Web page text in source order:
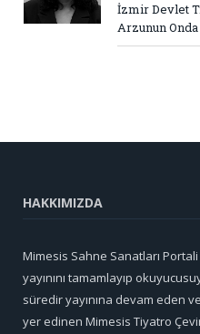
İzmir Devlet
Arzunun
HAKKIMIZDA
Mimesis Sahne Sanatları Portali
yayınını tamamlayıp
süredir yayınına devam eden
yer edinen Mimesis Tiyatro